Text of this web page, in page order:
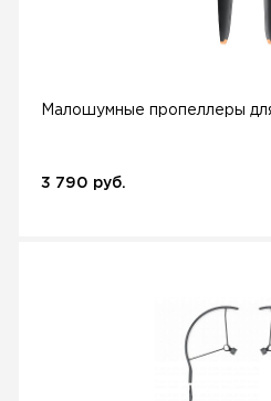
Малошумные пропеллеры
3 790 руб.